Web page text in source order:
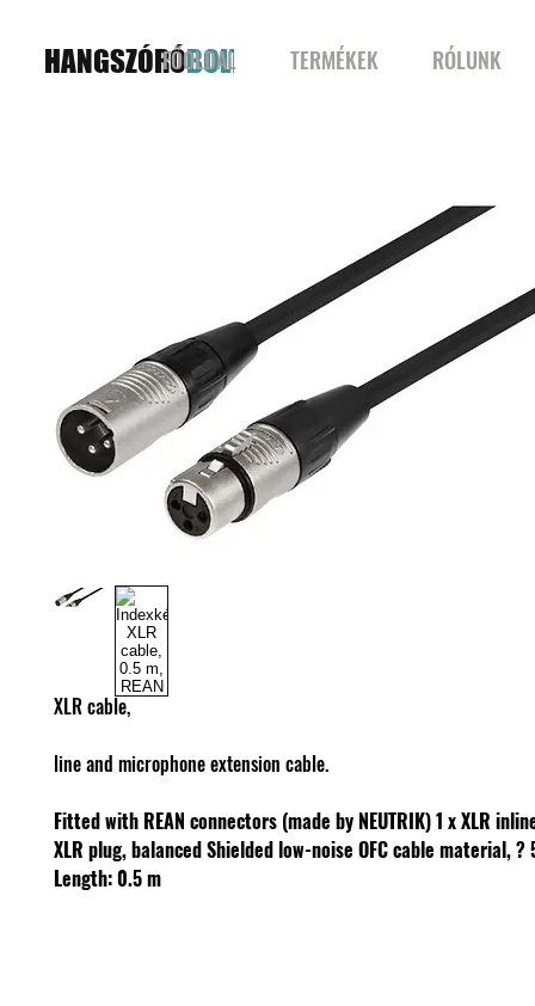
HANGSZÓRÓBOLT
FŐOLDAL TERMÉKEK RÓLUNK
XLR cable,
line and microphone extension cable.
Fitted with REAN connectors (made by NEUTRIK)1 x XLR
XLR plug, balancedShielded low-noise OFC cable material, ?
Length: 0.5 m